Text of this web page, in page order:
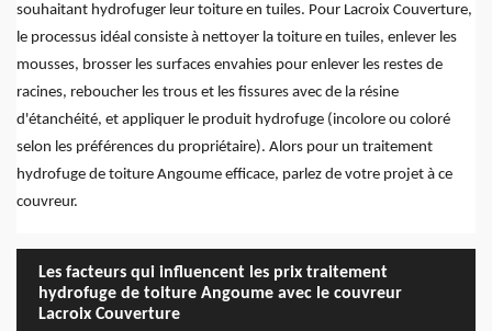
souhaitant hydrofuger leur toiture en tuiles. Pour Lacroix Couverture,
le processus idéal consiste à nettoyer la toiture en tuiles, enlever les
mousses, brosser les surfaces envahies pour enlever les restes de
racines, reboucher les trous et les fissures avec de la résine
d'étanchéité, et appliquer le produit hydrofuge (incolore ou coloré
selon les préférences du propriétaire). Alors pour un traitement
hydrofuge de toiture Angoume efficace, parlez de votre projet à ce
couvreur.
Les facteurs qui influencent les prix traitement
hydrofuge de toiture Angoume avec le couvreur
Lacroix Couverture